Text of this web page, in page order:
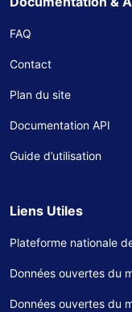
FAQ
Contact
Plan du site
Documentation API
Guide d’utilisation
Liens Utiles
Plateforme nationale
Données ouvertes du
Données ouvertes du